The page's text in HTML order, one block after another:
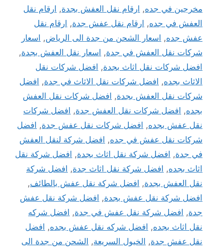
مخرجين في جده, ارقام نقل العفش بجدة, ارقام نقل
العفش في جده, ارقام نقل عفش جدة, ارقام نقل
عفش جده, اسعار الشحن من جدة الى الرياض, اسعار
شركات نقل العفش في جدة, اسعار نقل العفش بجدة,
افضل شركات نقل اثاث بجدة, افضل شركات نقل
الاثاث بجده, افضل شركات نقل الاثاث في جدة, افضل
شركات نقل العفش بجدة, افضل شركات نقل العفش
بجده, افضل شركات نقل العفش جدة, افضل شركات
نقل عفش بجده, افضل شركات نقل عفش جدة, افضل
شركات نقل عفش في جده, افضل شركة لنقل العفش
في جدة, افضل شركة نقل اثاث بجدة, افضل شركة نقل
اثاث بجده, افضل شركة نقل اثاث جدة, افضل شركة
نقل العفش بجدة, افضل شركة نقل عفش بالطائف,
افضل شركة نقل عفش بجدة, افضل شركة نقل عفش
جدة, افضل شركة نقل عفش في جدة, افضل شركه
نقل اثاث بجده, افضل شركه نقل عفش بجده, افضل
نقل عفش جدة, الخيول السريعة, الشحن من جدة الى